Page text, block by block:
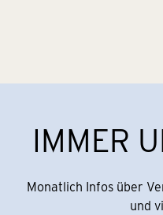
IMMER
Monatlich Infos über
und